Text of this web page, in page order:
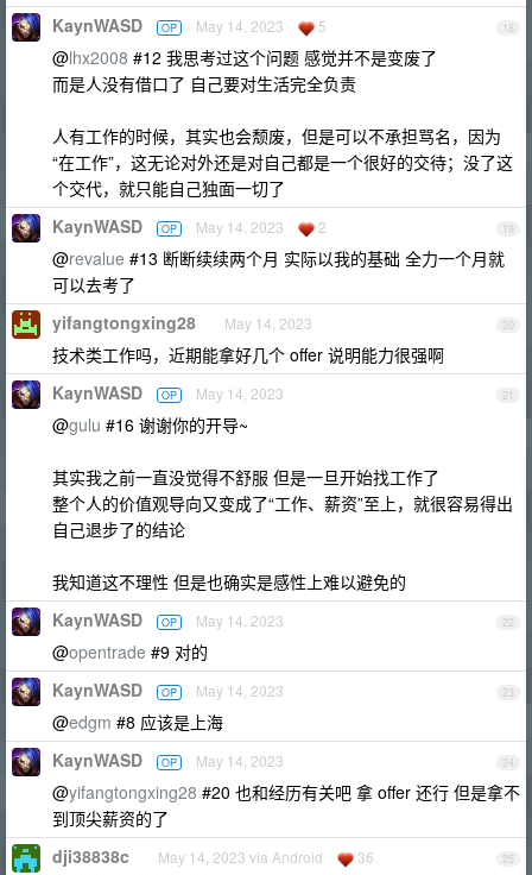
18
KaynWASD OP May 14, 2023 5
@lhx2008 #12 我思考过这个问题 感觉并不是变废了
而是人没有借口了 自己要对生活完全负责
人有工作的时候，其实也会颓废，但是可以不承担骂名，因为
“在工作”，这无论对外还是对自己都是一个很好的交待；没了这
个交代，就只能自己独面一切了
19
KaynWASD OP May 14, 2023 2
@revalue #13 断断续续两个月 实际以我的基础 全力一个月就
可以去考了
20
yifangtongxing28 May 14, 2023
技术类工作吗，近期能拿好几个 offer 说明能力很强啊
21
KaynWASD OP May 14, 2023
@gulu #16 谢谢你的开导~
其实我之前一直没觉得不舒服 但是一旦开始找工作了
整个人的价值观导向又变成了“工作、薪资”至上，就很容易得出
自己退步了的结论
我知道这不理性 但是也确实是感性上难以避免的
22
KaynWASD OP May 14, 2023
@opentrade #9 对的
23
KaynWASD OP May 14, 2023
@edgm #8 应该是上海
24
KaynWASD OP May 14, 2023
@yifangtongxing28 #20 也和经历有关吧 拿 offer 还行 但是拿不
到顶尖薪资的了
25
dji38838c May 14, 2023 via Android 36